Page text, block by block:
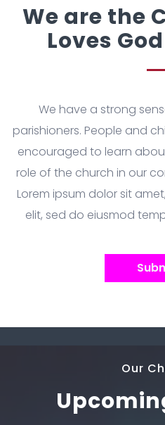
We are the
Loves
We have a strong
parishioners. People and
encouraged to learn
role of the church in our
Lorem ipsum dolor sit
elit, sed do eiusmod
Our